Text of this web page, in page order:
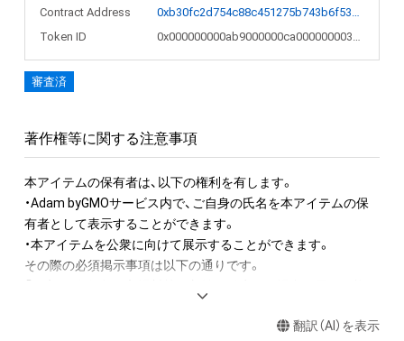
Contract Address
0xb30fc2d754c88c451275b743b6f530f19f643683
Token ID
0x000000000ab9000000ca0000000031a3
審査済
著作権等に関する注意事項
本アイテムの保有者は、以下の権利を有します。
・Adam byGMOサービス内で、ご自身の氏名を本アイテムの保
有者として表示することができます。
・本アイテムを公衆に向けて展示することができます。
その際の必須掲示事項は以下の通りです。
・作品または作品の一部のパーツを販売促進用ポスター、POPな
翻訳（AI）を表示